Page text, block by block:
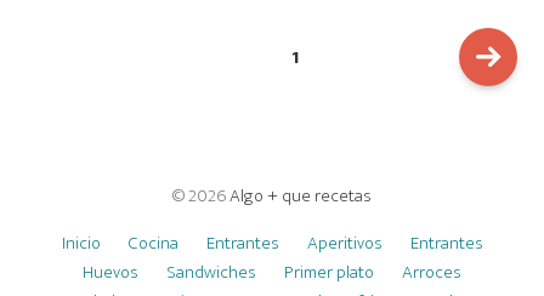
PAGE1
© 2026Algo + que recetas
Inicio
Cocina Entrantes Aperitivos
Entrantes
Huevos
Sandwiches Primer plato
Arroces